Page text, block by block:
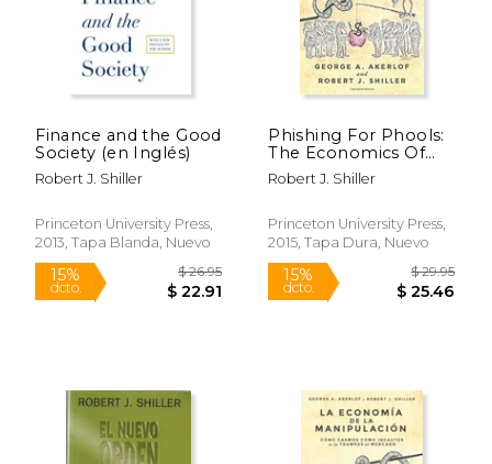
15% 15%
Finance and the Good
Society (en Inglés)
Robert J. Shiller
Princeton University Press,
2013, Tapa Blanda, Nuevo
Phishing For Phools:
The Economics Of
Manipulation And
Deception (en Inglés)
Robert J. Shiller
Princeton University Press,
2015, Tapa Dura, Nuevo